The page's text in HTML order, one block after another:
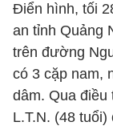
Điển hình, tối
an tỉnh Quảng
trên đường
có 3 cặp nam,
dâm. Qua điều
L.T.N. (48